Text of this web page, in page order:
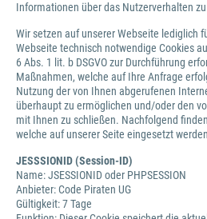
Informationen über das Nutzerverhalten
Wir setzen auf unserer Webseite lediglich
Webseite technisch notwendige Cookies
6 Abs. 1 lit. b DSGVO zur Durchführung
Maßnahmen, welche auf Ihre Anfrage
Nutzung der von Ihnen abgerufenen
überhaupt zu ermöglichen und/oder den
mit Ihnen zu schließen. Nachfolgend
welche auf unserer Seite eingesetzt
JESSSIONID (Session-ID)
Name: JSESSIONID oder PHPSESSION
Anbieter: Code Piraten UG
Gültigkeit: 7 Tage